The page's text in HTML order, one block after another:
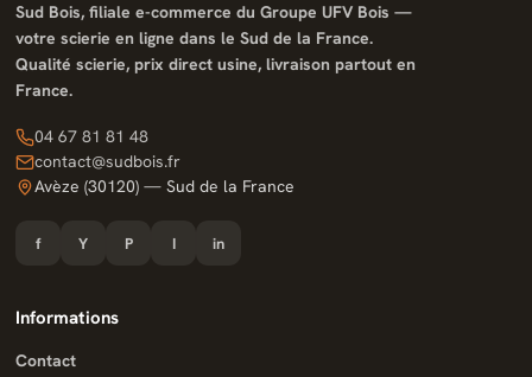
Sud Bois, filiale e-commerce du Groupe UFV Bois —
votre scierie en ligne dans le Sud de la France.
Qualité scierie, prix direct usine, livraison partout en
France.
04 67 81 81 48
contact@sudbois.fr
Avèze (30120) — Sud de la France
f Y P I in
Informations
Contact